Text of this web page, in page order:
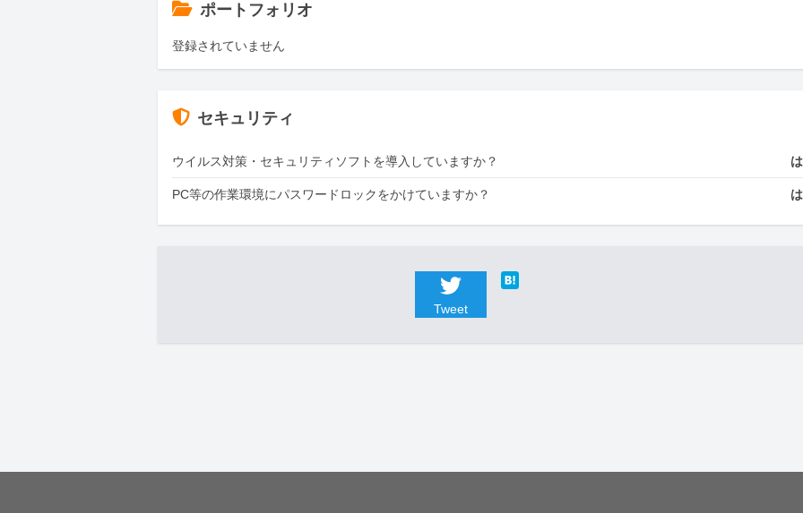
ポートフォリオ
登録されていません
セキュリティ
ウイルス対策・セキュリティソフトを導入していますか？
PC等の作業環境にパスワードロックをかけていますか？
Tweet